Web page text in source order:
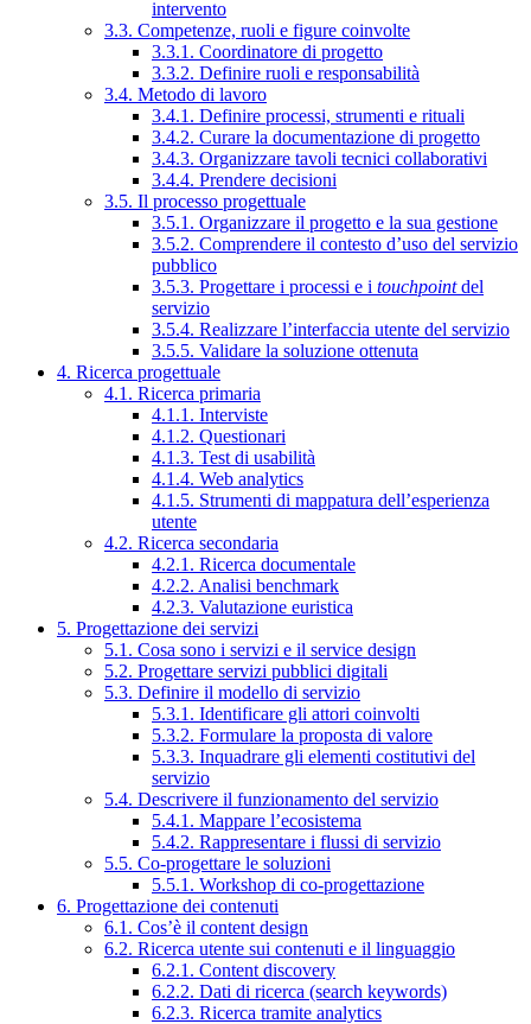
intervento
3.3. Competenze, ruoli e figure coinvolte
3.3.1. Coordinatore di progetto
3.3.2. Definire ruoli e responsabilità
3.4. Metodo di lavoro
3.4.1. Definire processi, strumenti e rituali
3.4.2. Curare la documentazione di progetto
3.4.3. Organizzare tavoli tecnici collaborativi
3.4.4. Prendere decisioni
3.5. Il processo progettuale
3.5.1. Organizzare il progetto e la sua gestione
3.5.2. Comprendere il contesto d’uso del servizio
pubblico
3.5.3. Progettare i processi e i touchpointdel
servizio
3.5.4. Realizzare l’interfaccia utente del servizio
3.5.5. Validare la soluzione ottenuta
4. Ricerca progettuale
4.1. Ricerca primaria
4.1.1. Interviste
4.1.2. Questionari
4.1.3. Test di usabilità
4.1.4. Web analytics
4.1.5. Strumenti di mappatura dell’esperienza
utente
4.2. Ricerca secondaria
4.2.1. Ricerca documentale
4.2.2. Analisi benchmark
4.2.3. Valutazione euristica
5. Progettazione dei servizi
5.1. Cosa sono i servizi e il service design
5.2. Progettare servizi pubblici digitali
5.3. Definire il modello di servizio
5.3.1. Identificare gli attori coinvolti
5.3.2. Formulare la proposta di valore
5.3.3. Inquadrare gli elementi costitutivi del
servizio
5.4. Descrivere il funzionamento del servizio
5.4.1. Mappare l’ecosistema
5.4.2. Rappresentare i flussi di servizio
5.5. Co-progettare le soluzioni
5.5.1. Workshop di co-progettazione
6. Progettazione dei contenuti
6.1. Cos’è il content design
6.2. Ricerca utente sui contenuti e il linguaggio
6.2.1. Content discovery
6.2.2. Dati di ricerca (search keywords)
6.2.3. Ricerca tramite analytics